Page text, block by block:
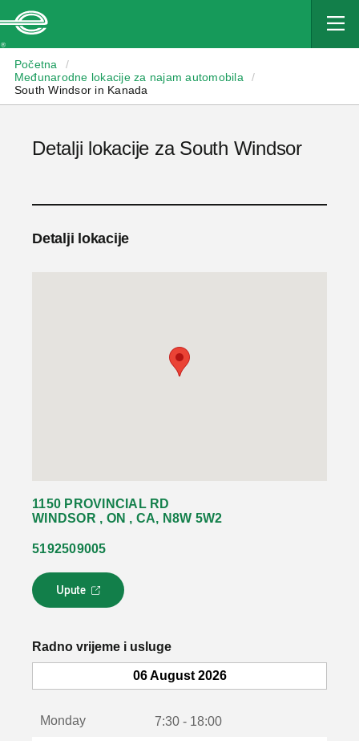
Početna
/
Međunarodne lokacije za najam automobila
/
South Windsor in Kanada
Detalji lokacije za South Windsor
Detalji lokacije
1150 PROVINCIAL RD
WINDSOR , ON , CA, N8W 5W2
5192509005
Upute
L
i
k
o
Radno vrijeme i usluge
06 August 2026
Monday 7:30 - 18:00